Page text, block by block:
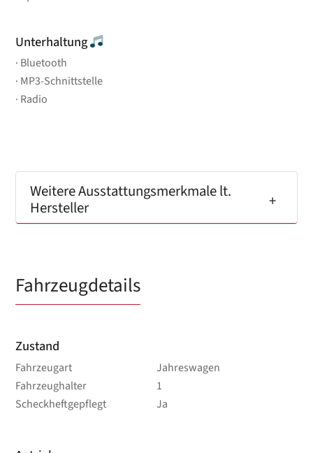
Unterhaltung
Bluetooth
MP3-Schnittstelle
Radio
Weitere Ausstattungsmerkmale lt.
Hersteller
Fahrzeugdetails
Zustand
Fahrzeugart
Jahreswagen
Fahrzeughalter
1
Scheckheftgepflegt
Ja